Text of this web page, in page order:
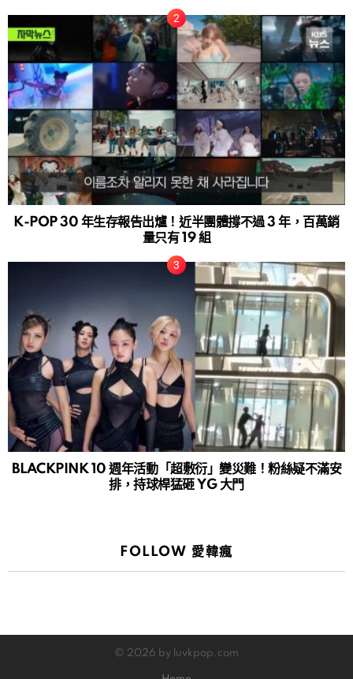
K-POP 30 年生存報告出爐！近半團體撐不過 3 年，百萬銷
量只有 19 組
BLACKPINK 10 週年活動「超敷衍」變災難！粉絲疑不滿安
排，持球桿猛砸 YG 大門
FOLLOW 愛韓瘋
© 2026 by luvkpop.com